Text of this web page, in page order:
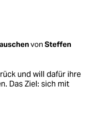
von Steffen
und will dafür ihre
Das Ziel: sich mit